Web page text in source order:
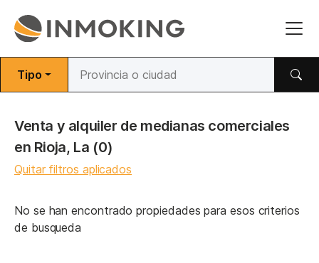
Tipo
Venta y alquiler de medianas comerciales
en Rioja, La (0)
Quitar filtros aplicados
No se han encontrado propiedades para esos criterios
de busqueda